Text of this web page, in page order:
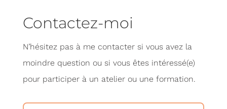
Contactez-moi
N’hésitez pas à me contacter si vous avez la
moindre question ou si vous êtes intéressé(e)
pour participer à un atelier ou une formation.